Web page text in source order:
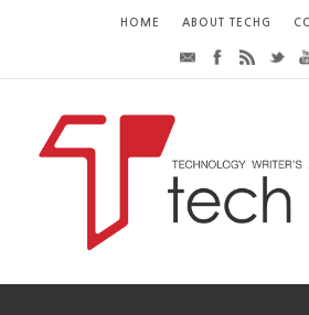
HOME ABOUT TECHG